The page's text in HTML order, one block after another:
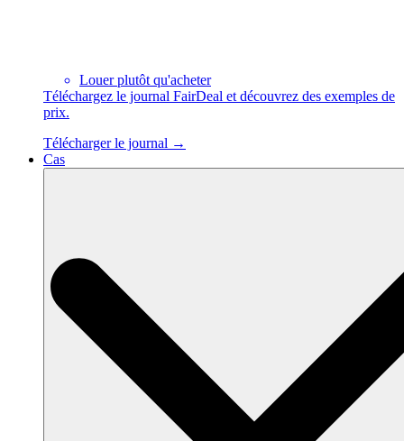
Louer plutôt qu'acheter
Téléchargez le journal FairDeal et découvrez des exemples de
prix.
Télécharger le journal →
Cas